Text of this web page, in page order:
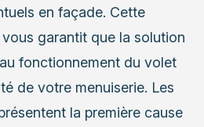
en façade. Cette
garantit que la solution
fonctionnement du volet
de votre menuiserie. Les
la première cause